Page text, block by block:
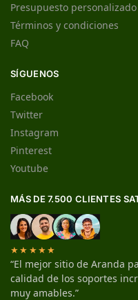
Presupuesto personalizado
Términos y condiciones
FAQ
SÍGUENOS
Facebook
Twitter
Instagram
Pinterest
Youtube
MÁS DE 7.500 CLIENTES
★★★★★
“El mejor sitio de Aranda
calidad de los soportes
muy amables.”